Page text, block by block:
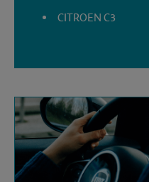
CITROEN C3